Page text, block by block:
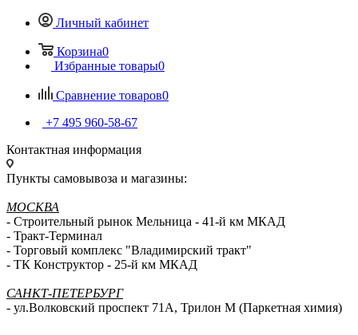
Личный кабинет
Корзина0
Избранные товары0
Сравнение товаров0
+7 495 960-58-67
Контактная информация
Пункты самовывоза и магазины:
МОСКВА
- Строительный рынок Мельница - 41-й км МКАД
- Тракт-Терминал
- Торговый комплекс "Владимирский тракт"
- ТК Конструктор - 25-й км МКАД
САНКТ-ПЕТЕРБУРГ
- ул.Волковский проспект 71А, Трилон М (Паркетная химия)